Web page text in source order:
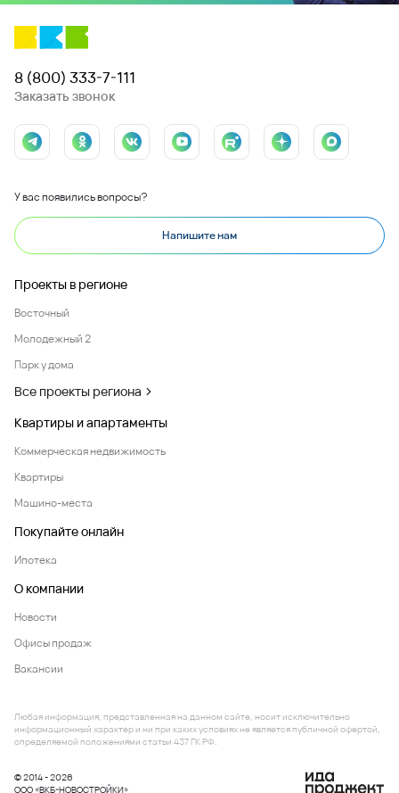
8 (800) 333-7-111
Заказать звонок
У вас появились вопросы?
Напишите нам
Проекты в регионе
Восточный
Молодежный 2
Парк у дома
Все проекты региона
Квартиры и апартаменты
Коммерческая недвижимость
Квартиры
Машино-места
Покупайте онлайн
Ипотека
О компании
Новости
Офисы продаж
Вакансии
© 2014 - 2026
ООО «ВКБ-НОВОСТРОЙКИ»
Любая информация, представленная на данном сайте, носит исключительно
информационный характер и ни при каких условиях не является публичной офертой,
определяемой положениями статьи 437 ГК РФ.